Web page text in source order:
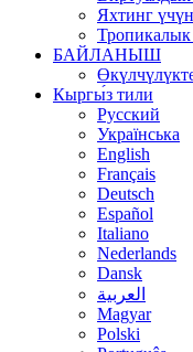
Яхтинг
Тропикалык
БАЙЛАНЫШ
Кыргы́з тили
Русский
Українська
English
Français
Deutsch
Español
Italiano
Nederlands
Dansk
العربية
Magyar
Polski